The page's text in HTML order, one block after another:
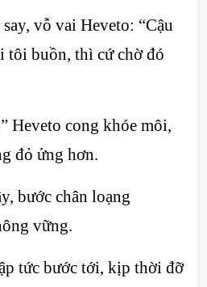
vỗ vai Heveto: “Cậu
tôi buồn, thì cứ chờ đó
Heveto cong khóe môi,
đỏ ửng hơn.
bước chân loạng
vững.
tức bước tới, kịp thời đỡ